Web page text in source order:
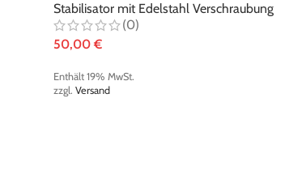
Stabilisator mit Edelstahl Verschraubung
(0)
50,00€
Enthält 19% MwSt.
zzgl. Versand